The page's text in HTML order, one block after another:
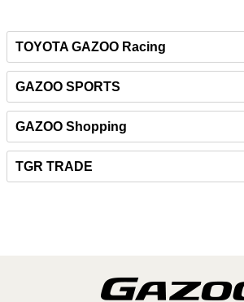
TOYOTA GAZOO Racing
GAZOO SPORTS
GAZOO Shopping
TGR TRADE